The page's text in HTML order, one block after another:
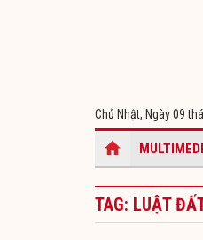
Chủ Nhật, Ngày 09
TAG: LUẬT